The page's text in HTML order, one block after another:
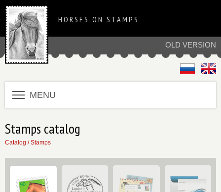
OLD VERSION
HORSES ON STAMPS
MENU
Stamps catalog
Catalog / Stamps